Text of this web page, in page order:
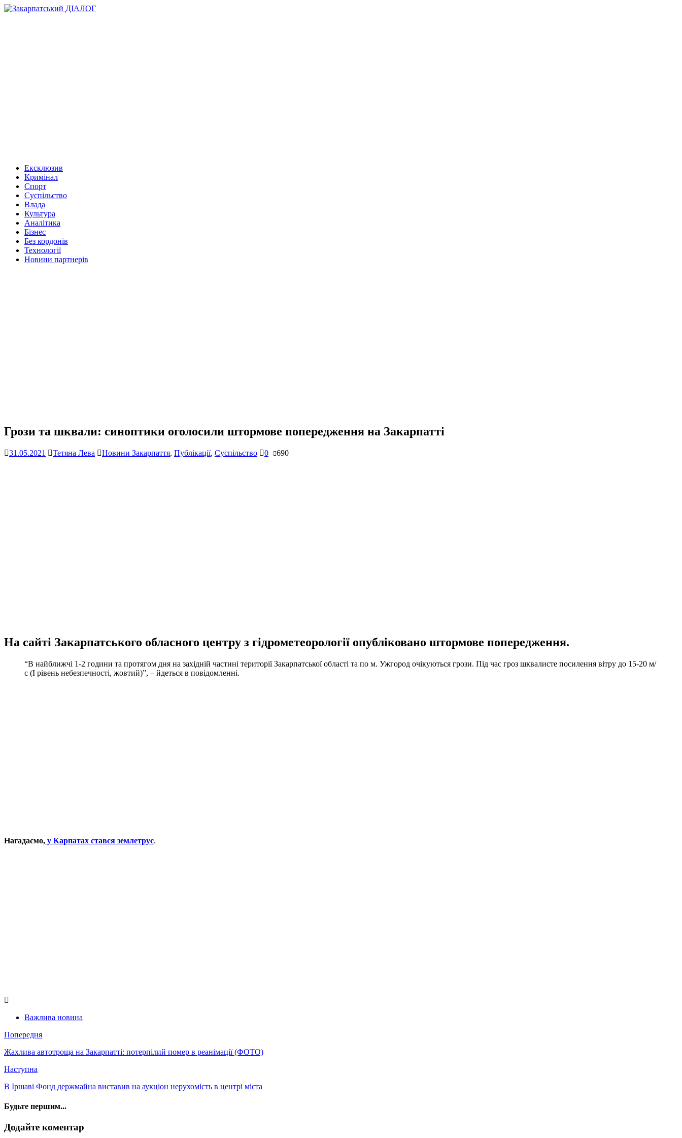
Ексклюзив
Кримінал
Спорт
Суспільство
Влада
Культура
Аналітика
Бізнес
Без кордонів
Технології
Новини партнерів
Грози та шквали: синоптики оголосили штормове попередження на Закарпатті
31.05.2021 Тетяна Лева Новини Закарпаття, Публікації, Суспільство 0 690
На сайті Закарпатського обласного центру з гідрометеорології опубліковано штормове попередження.
“В найближчі 1-2 години та протягом дня на західній частині території Закарпатської області та по м. Ужгород очікуються грози. Під час гроз шквалисте посилення вітру до 15-20 м/
с (І рівень небезпечності, жовтий)”, – йдеться в повідомленні.
Нагадаємо, у Карпатах стався землетрус.
Важлива новина
Попередня
Жахлива автотроща на Закарпатті: потерпілий помер в реанімації (ФОТО)
Наступна
В Іршаві Фонд держмайна виставив на аукціон нерухомість в центрі міста
Будьте першим...
Додайте коментар